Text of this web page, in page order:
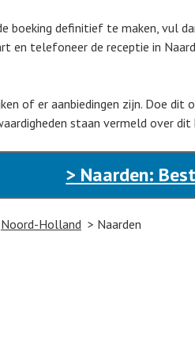
boeking definitief te maken, vul
en telefoneer de receptie in
of er aanbiedingen zijn. Doe dit
staan vermeld over
> Naarden:
Noord-Holland Naarden